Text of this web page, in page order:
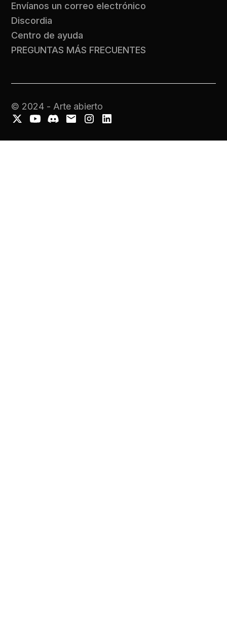
Envíanos un correo electrónico
Discordia
Centro de ayuda
PREGUNTAS MÁS FRECUENTES
© 2024 - Arte abierto